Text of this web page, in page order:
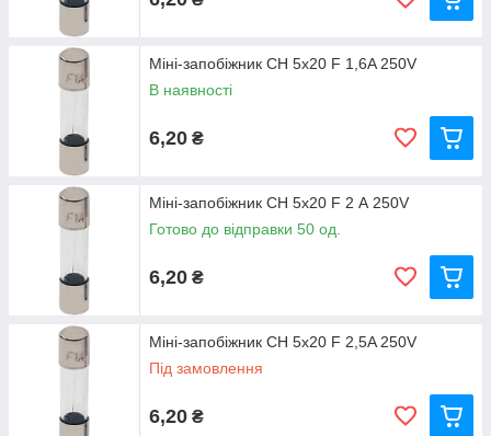
Міні-запобіжник CH 5x20 F 1,6A 250V
В наявності
6,20 ₴
Міні-запобіжник CH 5x20 F 2 А 250V
Готово до відправки 50 од.
6,20 ₴
Міні-запобіжник CH 5x20 F 2,5A 250V
Під замовлення
6,20 ₴